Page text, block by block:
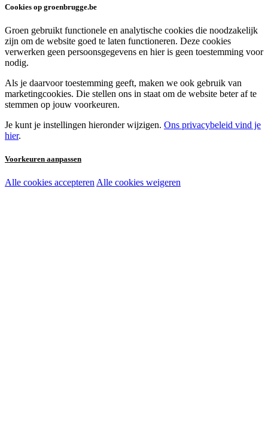
Cookies op groenbrugge.be
Groen gebruikt functionele en analytische cookies die noodzakelijk
zijn om de website goed te laten functioneren. Deze cookies
verwerken geen persoonsgegevens en hier is geen toestemming voor
nodig.
Als je daarvoor toestemming geeft, maken we ook gebruik van
marketingcookies. Die stellen ons in staat om de website beter af te
stemmen op jouw voorkeuren.
Je kunt je instellingen hieronder wijzigen. Ons privacybeleid vind je
hier.
Voorkeuren aanpassen
Noodzakelijke cookies:
Alle cookies accepteren Alle cookies weigeren